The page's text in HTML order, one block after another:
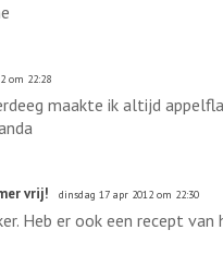
om 22:28
maakte ik altijd
vrij! dinsdag 17 apr 2012 om 22:30
Heb er ook een recept